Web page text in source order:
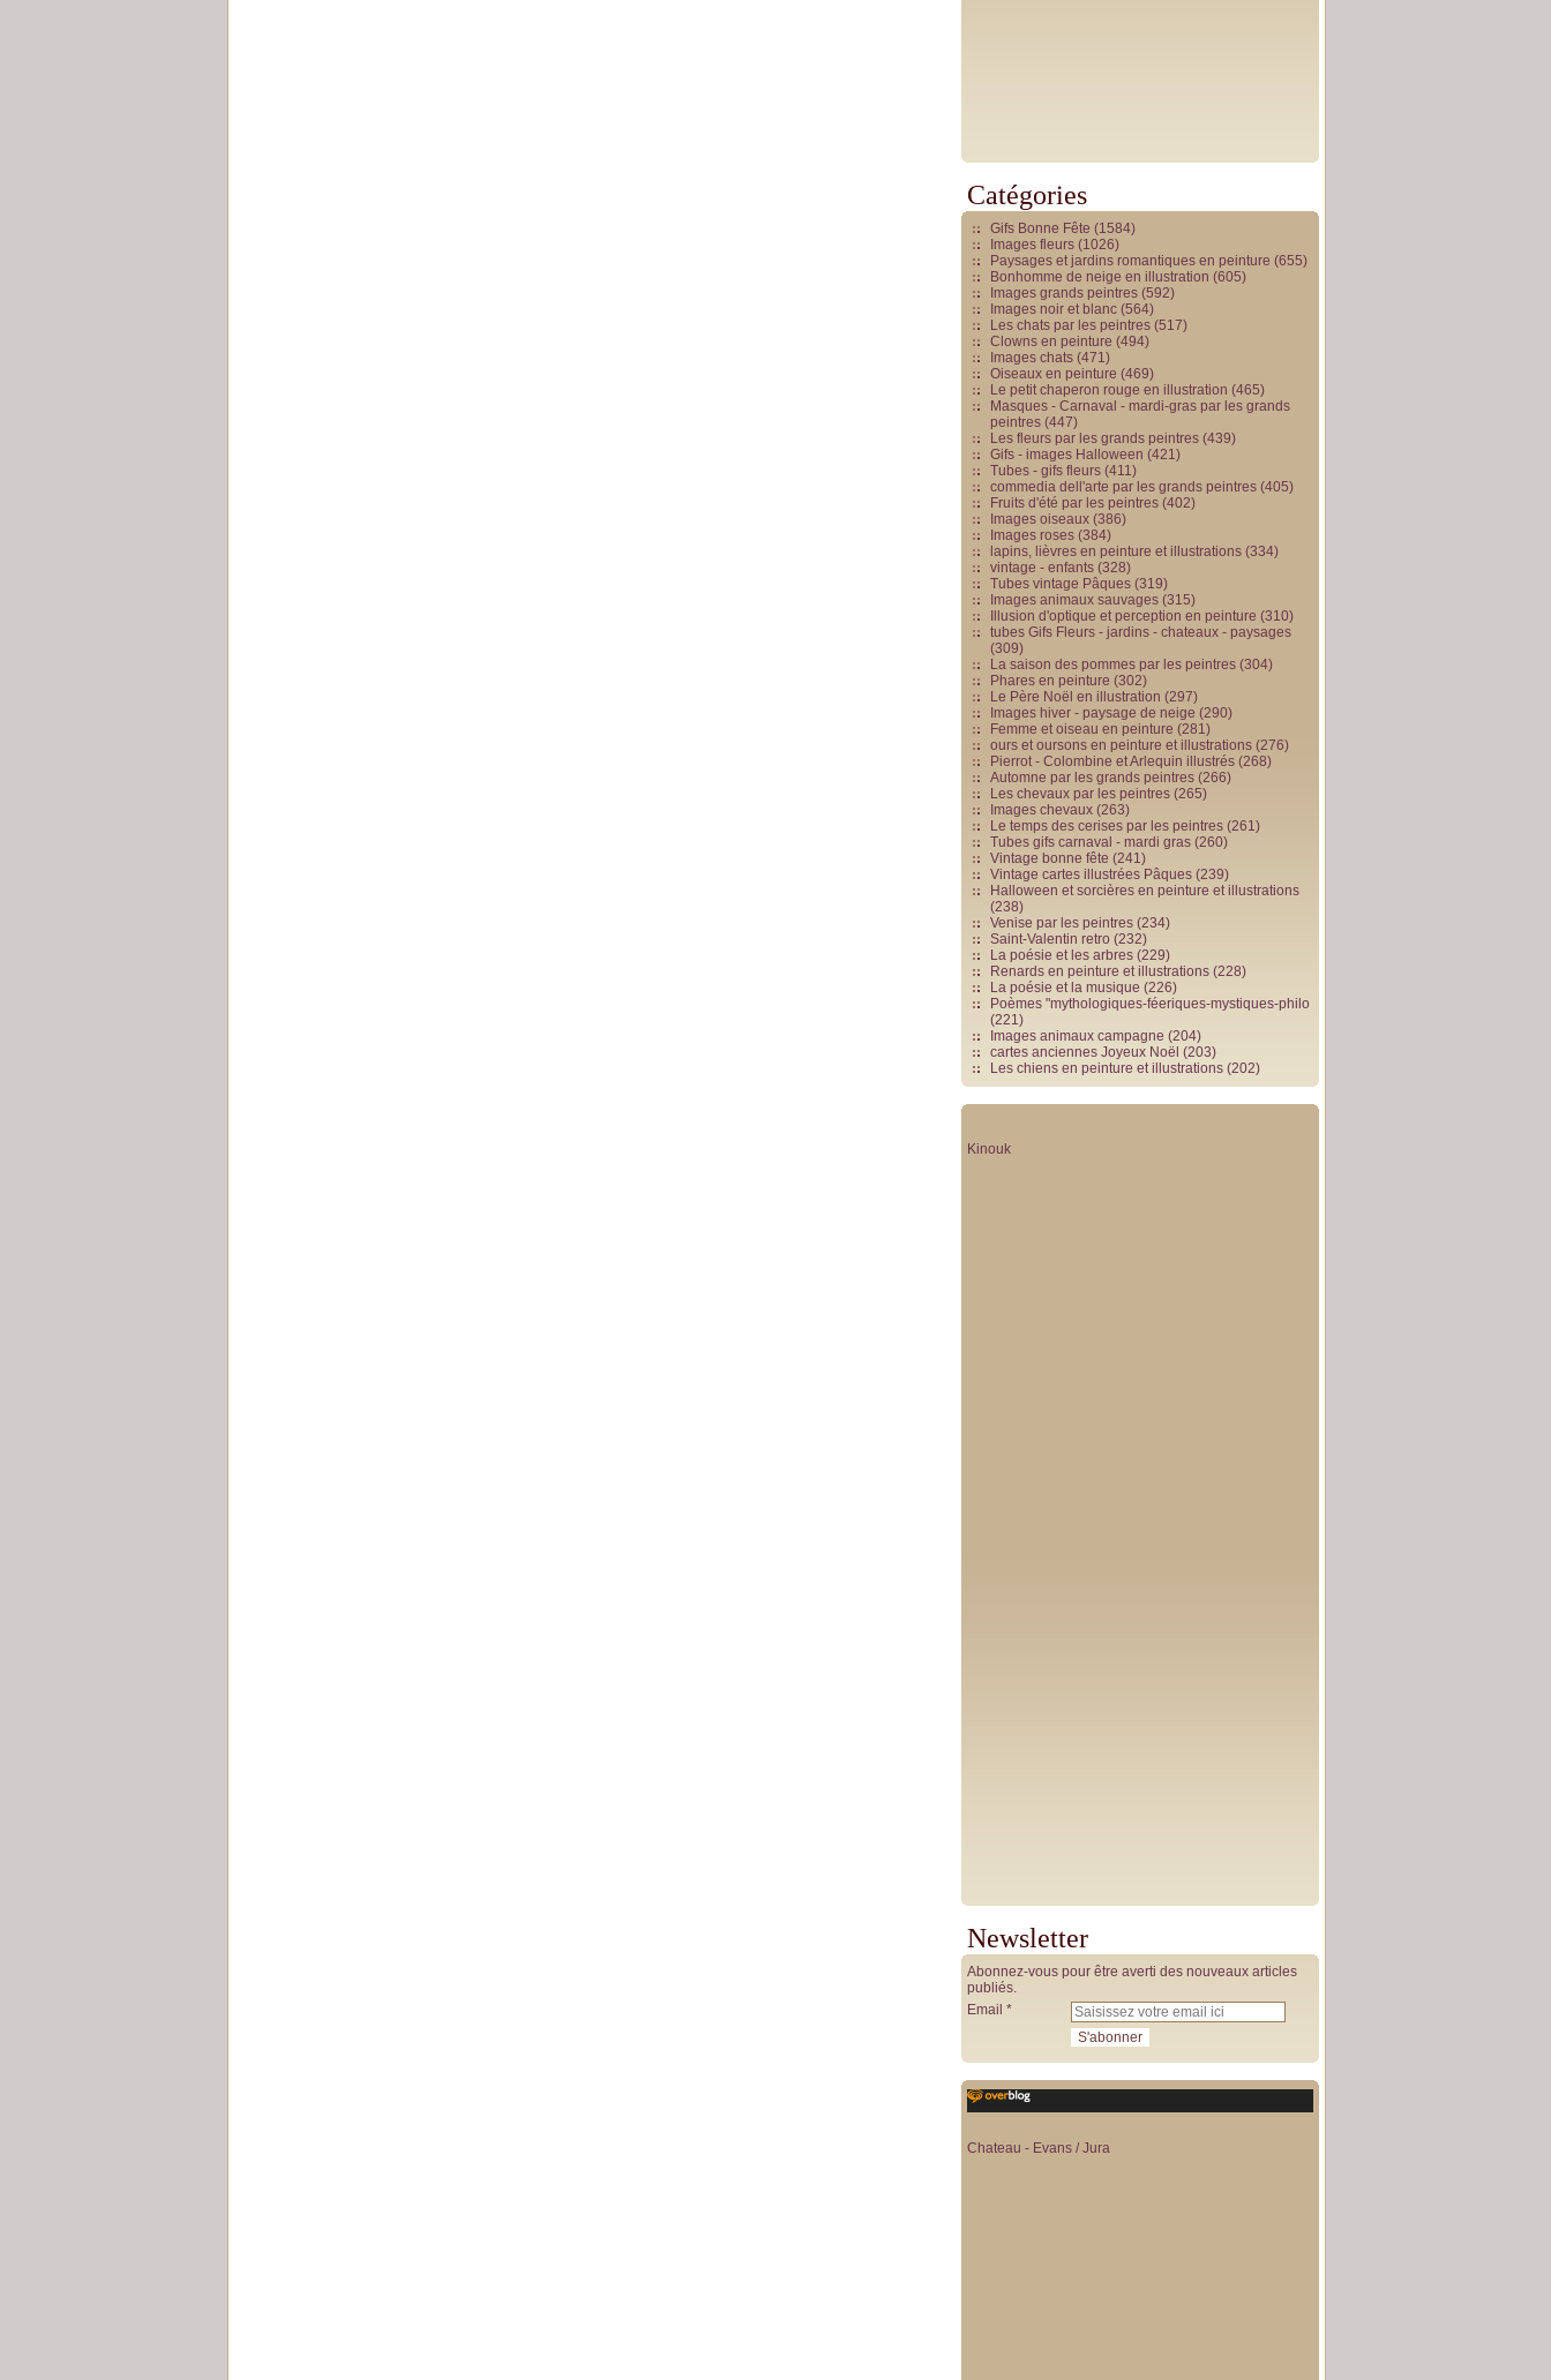
Catégories
Gifs Bonne Fête (1584)
Images fleurs (1026)
Paysages et jardins romantiques en peinture (655)
Bonhomme de neige en illustration (605)
Images grands peintres (592)
Images noir et blanc (564)
Les chats par les peintres (517)
Clowns en peinture (494)
Images chats (471)
Oiseaux en peinture (469)
Le petit chaperon rouge en illustration (465)
Masques - Carnaval - mardi-gras par les grands
peintres (447)
Les fleurs par les grands peintres (439)
Gifs - images Halloween (421)
Tubes - gifs fleurs (411)
commedia dell'arte par les grands peintres (405)
Fruits d'été par les peintres (402)
Images oiseaux (386)
Images roses (384)
lapins, lièvres en peinture et illustrations (334)
vintage - enfants (328)
Tubes vintage Pâques (319)
Images animaux sauvages (315)
Illusion d'optique et perception en peinture (310)
tubes Gifs Fleurs - jardins - chateaux - paysages
(309)
La saison des pommes par les peintres (304)
Phares en peinture (302)
Le Père Noël en illustration (297)
Images hiver - paysage de neige (290)
Femme et oiseau en peinture (281)
ours et oursons en peinture et illustrations (276)
Pierrot - Colombine et Arlequin illustrés (268)
Automne par les grands peintres (266)
Les chevaux par les peintres (265)
Images chevaux (263)
Le temps des cerises par les peintres (261)
Tubes gifs carnaval - mardi gras (260)
Vintage bonne fête (241)
Vintage cartes illustrées Pâques (239)
Halloween et sorcières en peinture et illustrations
(238)
Venise par les peintres (234)
Saint-Valentin retro (232)
La poésie et les arbres (229)
Renards en peinture et illustrations (228)
La poésie et la musique (226)
Poèmes "mythologiques-féeriques-mystiques-philo
(221)
Images animaux campagne (204)
cartes anciennes Joyeux Noël (203)
Les chiens en peinture et illustrations (202)
Kinouk
Newsletter
Abonnez-vous pour être averti des nouveaux articles
publiés.
Email
Chateau - Evans / Jura